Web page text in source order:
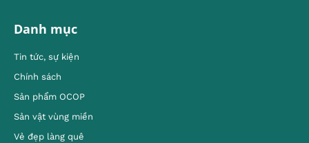
Danh mục
Tin tức, sự kiện
Chính sách
Sản phẩm OCOP
Sản vật vùng miền
Vẻ đẹp làng quê